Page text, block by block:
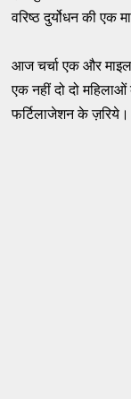
वरिष्ठ दुर्योधन की एक
आज चर्चा एक और माइल
एक नहीं दो दो
फर्टिलाजेशन के ज़रिये।